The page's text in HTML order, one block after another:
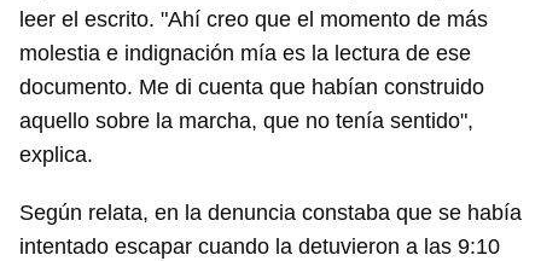
leer el escrito. "Ahí creo que el momento de más
molestia e indignación mía es la lectura de ese
documento. Me di cuenta que habían construido
aquello sobre la marcha, que no tenía sentido",
explica.
Según relata, en la denuncia constaba que se había
intentado escapar cuando la detuvieron a las 9:10